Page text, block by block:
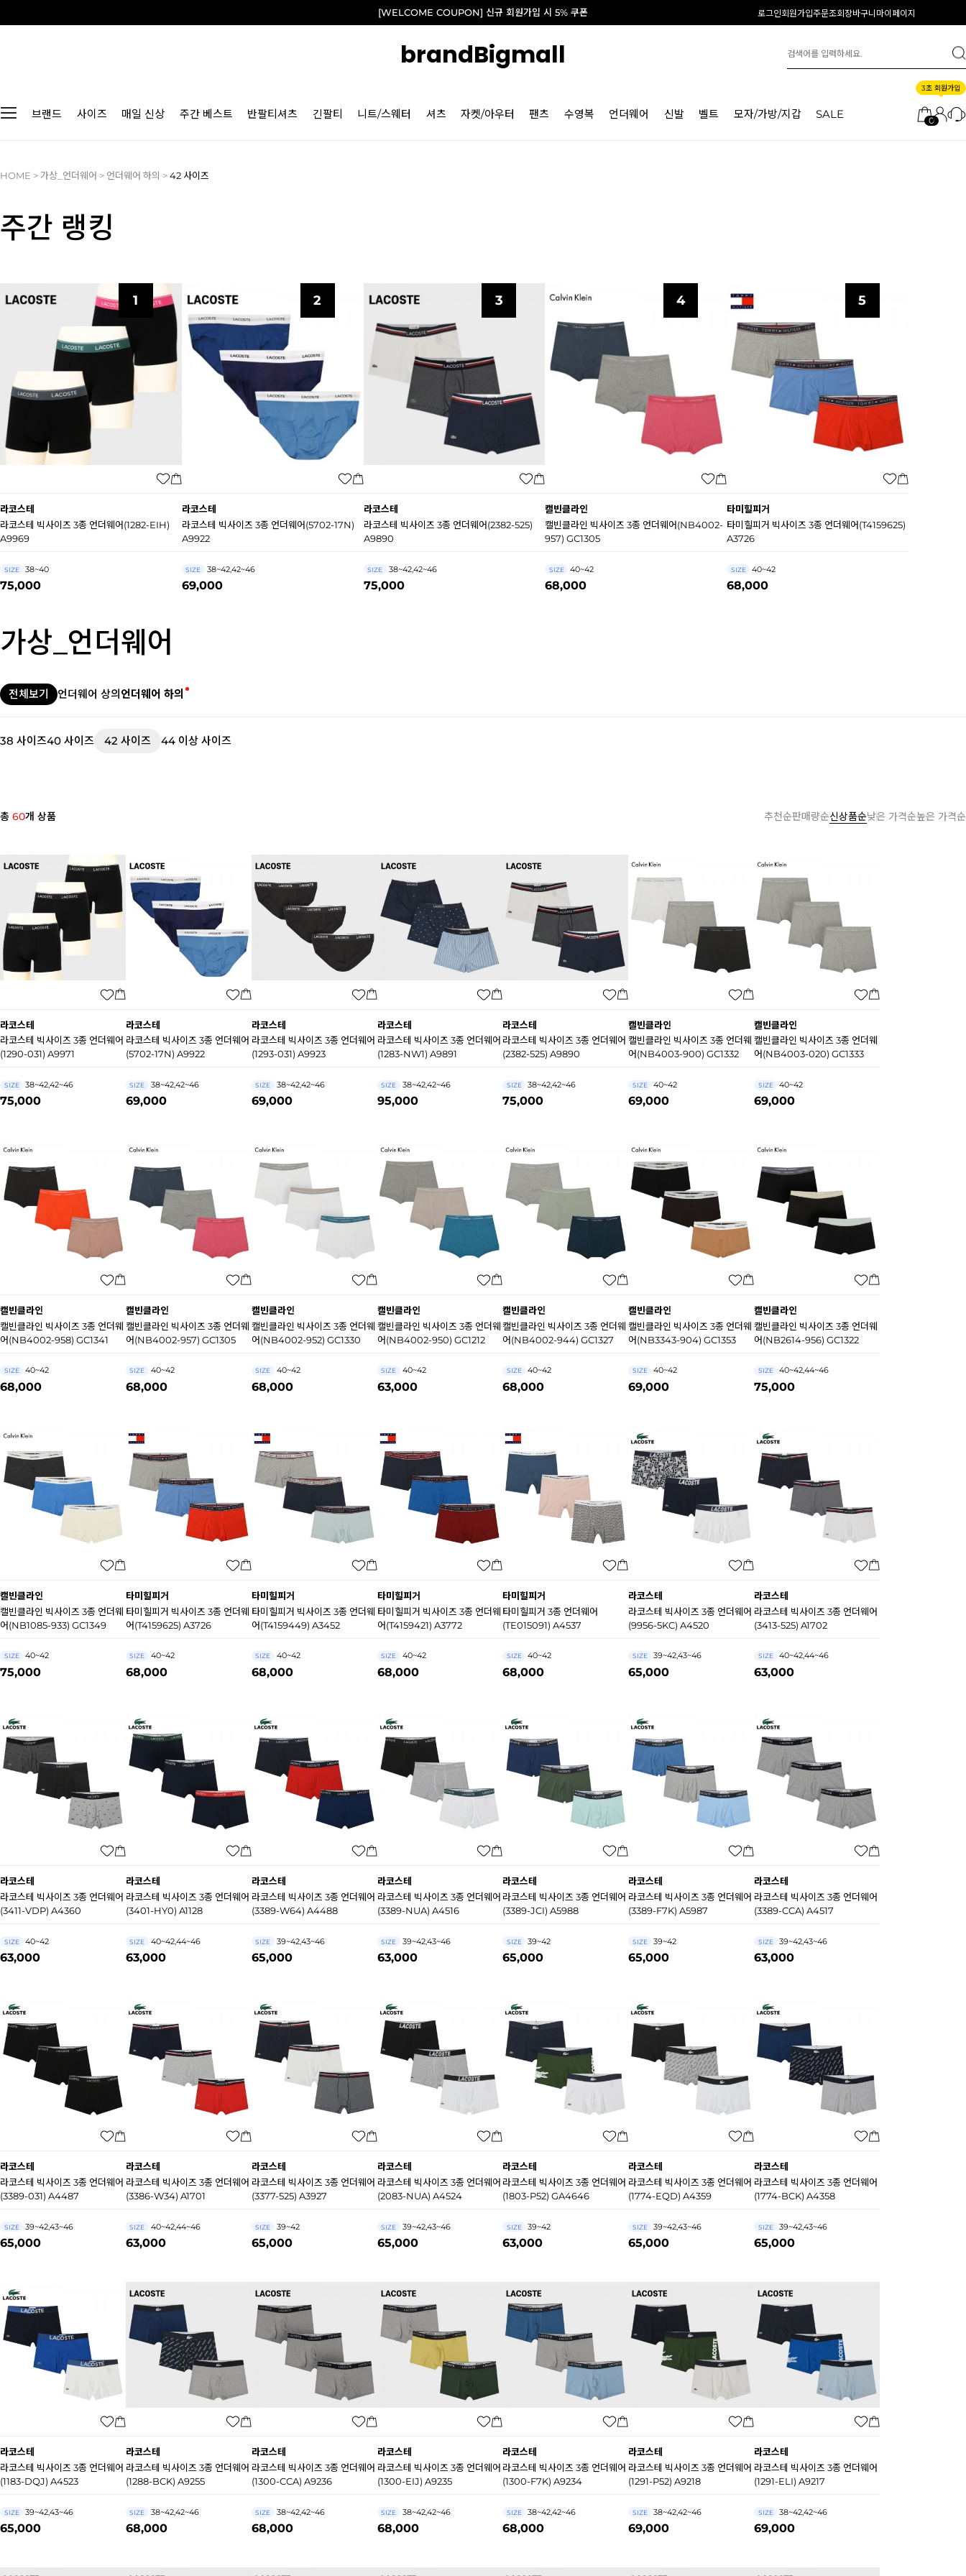
[WELCOME COUPON] 신규 회원가입 시 5% 쿠폰 로그인회원가입주문조회장바구니 마이페이지
brandBigmall
브랜드 사이즈 매일 신상 주간 베스트 반팔티셔츠 긴팔티 니트/스웨터 셔츠 자켓/아우터 팬츠 수영복 언더웨어 신발 벨트 모자/가방/지갑 SALE 0
3초 회원가입
HOME > 가상_언더웨어 > 언더웨어 하의 >42 사이즈
주간 랭킹
1
라코스테
라코스테 빅사이즈 3종 언더웨어(1282-EIH)
A9969
SIZE 38~40
75,000
2
라코스테
라코스테 빅사이즈 3종 언더웨어(5702-17N)
A9922
SIZE 38~42,42~46
69,000
3
라코스테
라코스테 빅사이즈 3종 언더웨어(2382-525)
A9890
SIZE 38~42,42~46
75,000
4
캘빈클라인
캘빈클라인 빅사이즈 3종 언더웨어(NB4002-
957) GC1305
SIZE 40~42
68,000
5
타미힐피거
타미힐피거 빅사이즈 3종 언더웨어(T4159625)
A3726
SIZE 40~42
68,000
가상_언더웨어
전체보기 언더웨어 상의언더웨어 하의
38 사이즈40 사이즈 42 사이즈 44 이상 사이즈
총 60개 상품 추천순판매량순신상품순낮은 가격순높은 가격순
라코스테
라코스테 빅사이즈 3종 언더웨어
(1290-031) A9971
SIZE 38~42,42~46
75,000
라코스테
라코스테 빅사이즈 3종 언더웨어
(5702-17N) A9922
SIZE 38~42,42~46
69,000
라코스테
라코스테 빅사이즈 3종 언더웨어
(1293-031) A9923
SIZE 38~42,42~46
69,000
라코스테
라코스테 빅사이즈 3종 언더웨어
(1283-NW1) A9891
SIZE 38~42,42~46
95,000
라코스테
라코스테 빅사이즈 3종 언더웨어
(2382-525) A9890
SIZE 38~42,42~46
75,000
캘빈클라인
캘빈클라인 빅사이즈 3종 언더웨
어(NB4003-900) GC1332
SIZE 40~42
69,000
캘빈클라인
캘빈클라인 빅사이즈 3종 언더웨
어(NB4003-020) GC1333
SIZE 40~42
69,000
캘빈클라인
캘빈클라인 빅사이즈 3종 언더웨
어(NB4002-958) GC1341
SIZE 40~42
68,000
캘빈클라인
캘빈클라인 빅사이즈 3종 언더웨
어(NB4002-957) GC1305
SIZE 40~42
68,000
캘빈클라인
캘빈클라인 빅사이즈 3종 언더웨
어(NB4002-952) GC1330
SIZE 40~42
68,000
캘빈클라인
캘빈클라인 빅사이즈 3종 언더웨
어(NB4002-950) GC1212
SIZE 40~42
63,000
캘빈클라인
캘빈클라인 빅사이즈 3종 언더웨
어(NB4002-944) GC1327
SIZE 40~42
68,000
캘빈클라인
캘빈클라인 빅사이즈 3종 언더웨
어(NB3343-904) GC1353
SIZE 40~42
69,000
캘빈클라인
캘빈클라인 빅사이즈 3종 언더웨
어(NB2614-956) GC1322
SIZE 40~42,44~46
75,000
캘빈클라인
캘빈클라인 빅사이즈 3종 언더웨
어(NB1085-933) GC1349
SIZE 40~42
75,000
타미힐피거
타미힐피거 빅사이즈 3종 언더웨
어(T4159625) A3726
SIZE 40~42
68,000
타미힐피거
타미힐피거 빅사이즈 3종 언더웨
어(T4159449) A3452
SIZE 40~42
68,000
타미힐피거
타미힐피거 빅사이즈 3종 언더웨
어(T4159421) A3772
SIZE 40~42
68,000
타미힐피거
타미힐피거 3종 언더웨어
(TE015091) A4537
SIZE 40~42
68,000
라코스테
라코스테 빅사이즈 3종 언더웨어
(9956-5KC) A4520
SIZE 39~42,43~46
65,000
라코스테
라코스테 빅사이즈 3종 언더웨어
(3413-525) A1702
SIZE 40~42,44~46
63,000
라코스테
라코스테 빅사이즈 3종 언더웨어
(3411-VDP) A4360
SIZE 40~42
63,000
라코스테
라코스테 빅사이즈 3종 언더웨어
(3401-HY0) A1128
SIZE 40~42,44~46
63,000
라코스테
라코스테 빅사이즈 3종 언더웨어
(3389-W64) A4488
SIZE 39~42,43~46
65,000
라코스테
라코스테 빅사이즈 3종 언더웨어
(3389-NUA) A4516
SIZE 39~42,43~46
63,000
라코스테
라코스테 빅사이즈 3종 언더웨어
(3389-JCI) A5988
SIZE 39~42
65,000
라코스테
라코스테 빅사이즈 3종 언더웨어
(3389-F7K) A5987
SIZE 39~42
65,000
라코스테
라코스테 빅사이즈 3종 언더웨어
(3389-CCA) A4517
SIZE 39~42,43~46
63,000
라코스테
라코스테 빅사이즈 3종 언더웨어
(3389-031) A4487
SIZE 39~42,43~46
65,000
라코스테
라코스테 빅사이즈 3종 언더웨어
(3386-W34) A1701
SIZE 40~42,44~46
63,000
라코스테
라코스테 빅사이즈 3종 언더웨어
(3377-525) A3927
SIZE 39~42
65,000
라코스테
라코스테 빅사이즈 3종 언더웨어
(2083-NUA) A4524
SIZE 39~42,43~46
65,000
라코스테
라코스테 빅사이즈 3종 언더웨어
(1803-P52) GA4646
SIZE 39~42
63,000
라코스테
라코스테 빅사이즈 3종 언더웨어
(1774-EQD) A4359
SIZE 39~42,43~46
65,000
라코스테
라코스테 빅사이즈 3종 언더웨어
(1774-BCK) A4358
SIZE 39~42,43~46
65,000
라코스테
라코스테 빅사이즈 3종 언더웨어
(1183-DQJ) A4523
SIZE 39~42,43~46
65,000
라코스테
라코스테 빅사이즈 3종 언더웨어
(1288-BCK) A9255
SIZE 38~42,42~46
68,000
라코스테
라코스테 빅사이즈 3종 언더웨어
(1300-CCA) A9236
SIZE 38~42,42~46
68,000
라코스테
라코스테 빅사이즈 3종 언더웨어
(1300-EIJ) A9235
SIZE 38~42,42~46
68,000
라코스테
라코스테 빅사이즈 3종 언더웨어
(1300-F7K) A9234
SIZE 38~42,42~46
68,000
라코스테
라코스테 빅사이즈 3종 언더웨어
(1291-P52) A9218
SIZE 38~42,42~46
69,000
라코스테
라코스테 빅사이즈 3종 언더웨어
(1291-ELI) A9217
SIZE 38~42,42~46
69,000